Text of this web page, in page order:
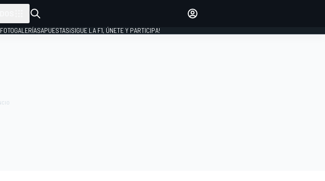
FOTOGALERÍASAPUESTAS¡SIGUE LA F1, ÚNETE Y PARTICIPA!